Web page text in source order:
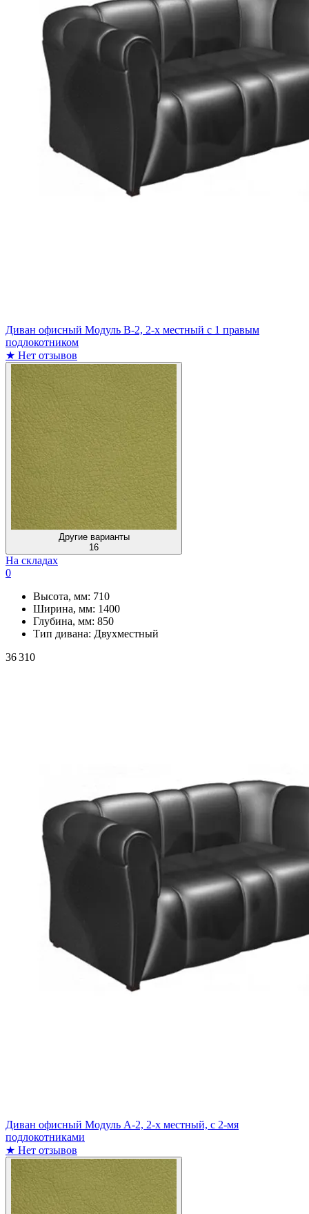
Диван офисный Модуль В-2, 2-х местный с 1 правым
подлокотником
★ Нет отзывов
Другие варианты
16
На складах
0
Высота, мм: 710
Ширина, мм: 1400
Глубина, мм: 850
Тип дивана: Двухместный
36 310
Диван офисный Модуль А-2, 2-х местный, с 2-мя
подлокотниками
★ Нет отзывов